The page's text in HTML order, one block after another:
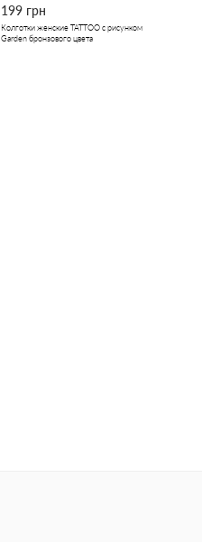
199 грн
Колготки женские TATTOO с рисунком
Garden бронзового цвета